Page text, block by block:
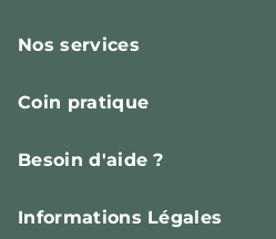
Nos services
Coin pratique
Besoin d'aide ?
Informations Légales